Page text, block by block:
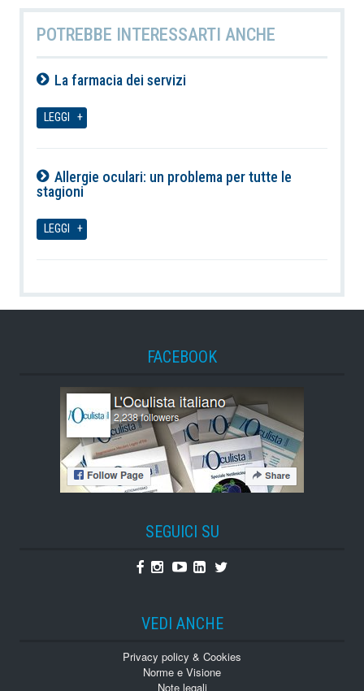
POTREBBE INTERESSARTI ANCHE
La farmacia dei servizi
LEGGI
Allergie oculari: un problema per tutte le
stagioni
LEGGI
FACEBOOK
SEGUICI SU
Facebook
Instagram
YoutubeLinkedin
Twitter
VEDI ANCHE
Privacy policy & Cookies
Norme e Visione
Note legali